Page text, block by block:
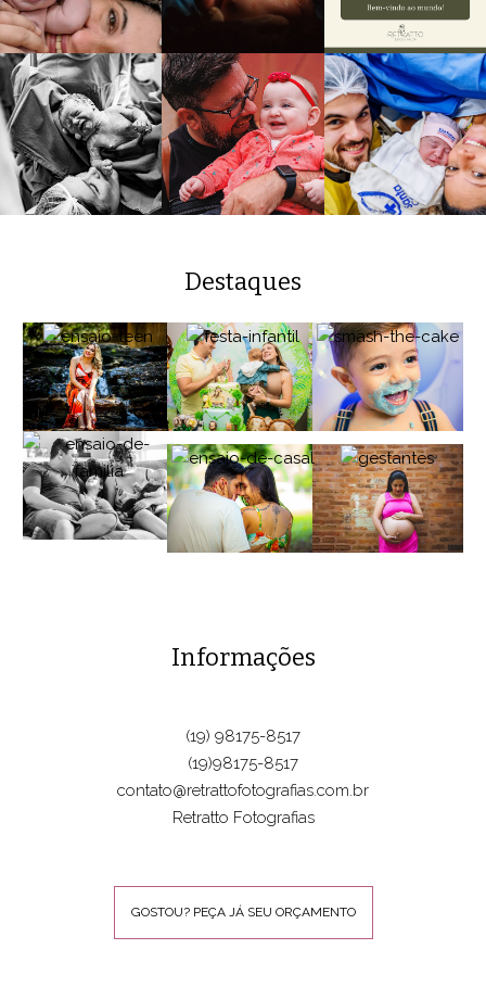
Destaques
Informações
(19) 98175-8517
(19)98175-8517
contato@retrattofotografias.com.br
Retratto Fotografias
GOSTOU? PEÇA JÁ SEU ORÇAMENTO